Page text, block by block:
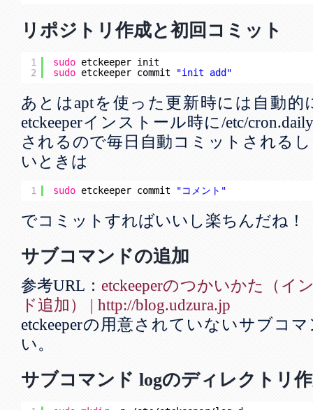
リポジトリ作成と初回コミット
1
2
sudo etckeeper init
sudo etckeeper commit "init add"
あとはaptを使った更新時には自動
etckeeperインストール時に/etc/
されるので毎日自動コミットされる
いときは
1 sudo etckeeper commit "コメント"
でコミットすればいいし楽ちんだね！
サブコマンドの追加
参考URL： etckeeperのつかいかた（イ
ド追加） | http://blog.udzura.jp
etckeeperの用意されていないサブコ
い。
サブコマンド logのディレクトリ